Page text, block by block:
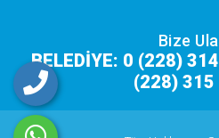
Bize
BELEDİYE: 0 (228)
(228) 315